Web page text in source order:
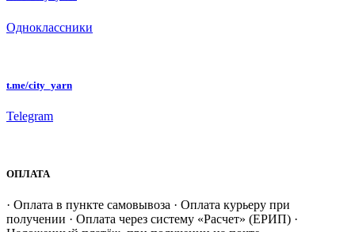
Одноклассники
t.me/city_yarn
Telegram
ОПЛАТА
· Оплата в пункте самовывоза · Оплата курьеру при
получении · Оплата через систему «Расчет» (ЕРИП) ·